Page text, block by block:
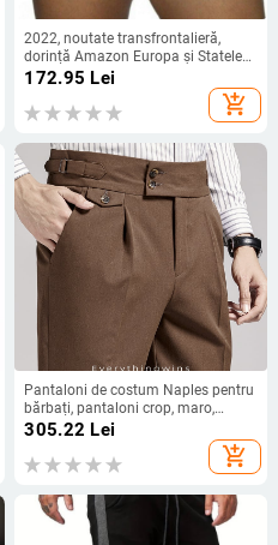
2022, noutate transfrontalieră,
dorință Amazon Europa și Statele
Unite, culoare solidă, pantaloni
scurți din piele pentru bărbați,
casual, stație independentă
172.95 Lei
add_shopping_cart
Pantaloni de costum Naples pentru
bărbați, pantaloni crop, maro,
drepți, drapați, business casual,
talie înaltă, croială slim fit pentru
bărbați
305.22 Lei
add_shopping_cart